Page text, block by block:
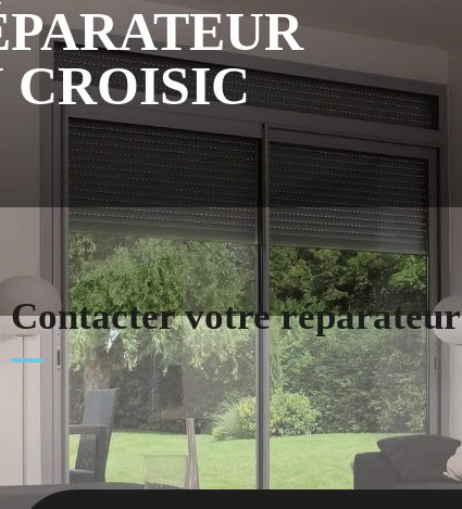
CROISIC
Contacter votre réparateur